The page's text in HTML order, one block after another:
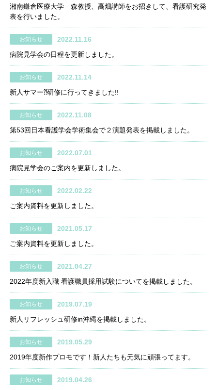
湘南鎌倉医療大学 森教授、高畑講師をお招きして、看護研究発
表を行いました。
お知らせ
2022.11.16
病院見学会の日程を更新しました。
お知らせ
2022.11.14
新人サマー⁈研修に行ってきました‼
お知らせ
2022.11.08
第53回日本看護学会学術集会で２演題発表を掲載しました。
お知らせ
2022.07.01
病院見学会のご案内を更新しました。
お知らせ
2022.02.22
ご案内資料を更新しました。
お知らせ
2021.05.17
ご案内資料を更新しました。
お知らせ
2021.04.27
2022年度新入職 看護職員採用試験についてを掲載しました。
お知らせ
2019.07.19
新人リフレッシュ研修in沖縄を掲載しました。
お知らせ
2019.05.29
2019年度新作プロモです！新人たちも元気に頑張ってます。
お知らせ
2019.04.26